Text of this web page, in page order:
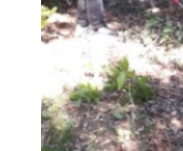
Église Saint-Denis
Les chapelles
Travaux de réfection